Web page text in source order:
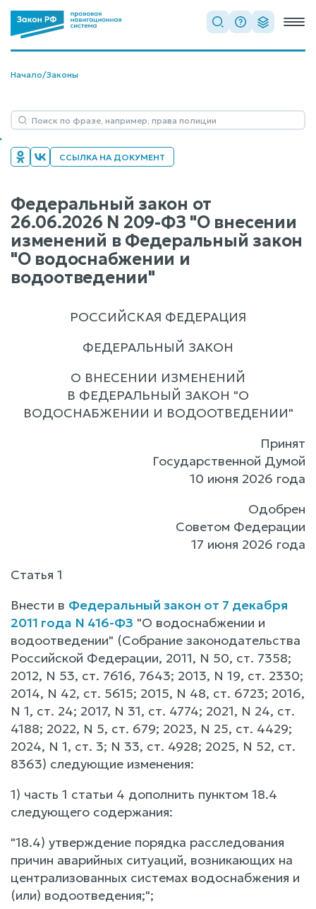
Начало/Законы
ССЫЛКА НА ДОКУМЕНТ
Федеральный закон от
26.06.2026 N 209-ФЗ "О внесении
изменений в Федеральный закон
"О водоснабжении и
водоотведении"
РОССИЙСКАЯ ФЕДЕРАЦИЯ
ФЕДЕРАЛЬНЫЙ ЗАКОН
О ВНЕСЕНИИ ИЗМЕНЕНИЙ
В ФЕДЕРАЛЬНЫЙ ЗАКОН "О
ВОДОСНАБЖЕНИИ И ВОДООТВЕДЕНИИ"
Принят
Государственной Думой
10 июня 2026 года
Одобрен
Советом Федерации
17 июня 2026 года
Статья 1
Внести в Федеральный закон от 7 декабря
2011 года N 416-ФЗ "О водоснабжении и
водоотведении" (Собрание законодательства
Российской Федерации, 2011, N 50, ст. 7358;
2012, N 53, ст. 7616, 7643; 2013, N 19, ст. 2330;
2014, N 42, ст. 5615; 2015, N 48, ст. 6723; 2016,
N 1, ст. 24; 2017, N 31, ст. 4774; 2021, N 24, ст.
4188; 2022, N 5, ст. 679; 2023, N 25, ст. 4429;
2024, N 1, ст. 3; N 33, ст. 4928; 2025, N 52, ст.
8363) следующие изменения:
1) часть 1 статьи 4 дополнить пунктом 18.4
следующего содержания:
"18.4) утверждение порядка расследования
причин аварийных ситуаций, возникающих на
централизованных системах водоснабжения и
(или) водоотведения;";